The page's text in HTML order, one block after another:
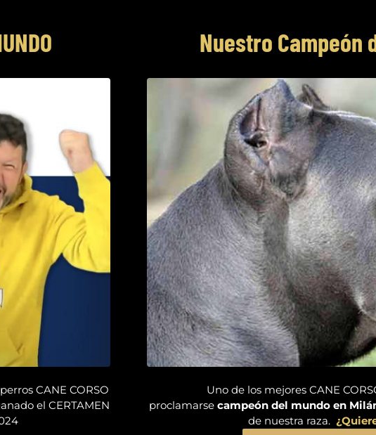
CANE CORSO
el CERTAMEN
Nuestro Campeón
Uno de los mejores CANE
proclamarse campeón del mundo en
de nuestra raza.